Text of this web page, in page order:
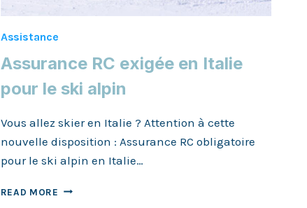
Assistance
Assurance RC exigée en Italie
pour le ski alpin
Vous allez skier en Italie ? Attention à cette
nouvelle disposition : Assurance RC obligatoire
pour le ski alpin en Italie…
READ MORE ASSURANCE